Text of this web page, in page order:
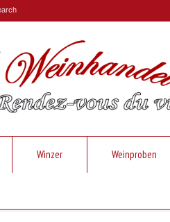
Winzer Weinproben